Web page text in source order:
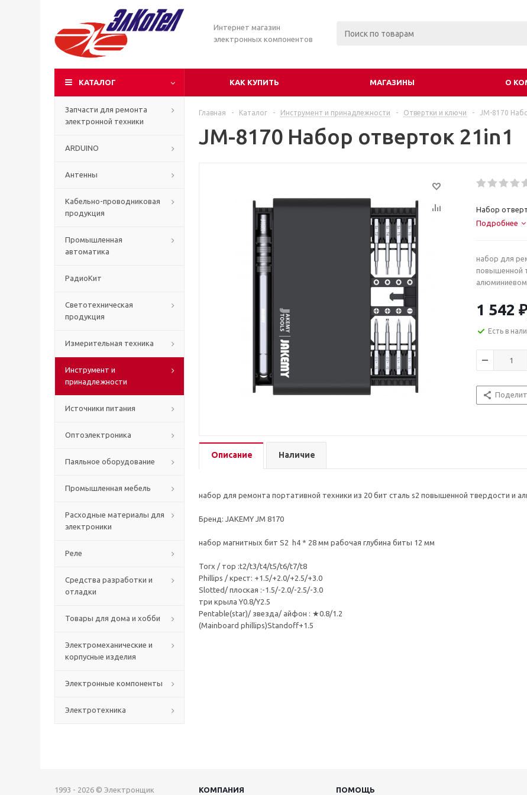
Интернет магазин
электронных компонентов
КАТАЛОГ КАК КУПИТЬ МАГАЗИНЫ О
Запчасти для ремонта
электронной техники
ARDUINO
Антенны
Кабельно-проводниковая
продукция
Промышленная
автоматика
РадиоКит
Светотехническая
продукция
Измерительная техника
Инструмент и
принадлежности
Источники питания
Оптоэлектроника
Паяльное оборудование
Промышленная мебель
Расходные материалы для
электроники
Реле
Средства разработки и
отладки
Товары для дома и хобби
Электромеханические и
корпусные изделия
Электронные компоненты
Электротехника
Главная - Каталог - Инструмент и принадлежности - Отвертки и ключи - JM-8170
JM-8170 Набор отверток 21in1
Набор
Подробнее
набор для
повышенной
алюминиевом
1 542 ₽
Есть в
Описание Наличие
набор для ремонта портативной техники из 20 бит сталь s2 повышенной твердости и
Бренд: JAKEMY JM 8170
набор магнитных бит S2 h4 * 28 мм рабочая глубина биты 12 мм
Torx / тор :t2/t3/t4/t5/t6/t7/t8
Phillips / крест: +1.5/+2.0/+2.5/+3.0
Slotted/ плоская :-1.5/-2.0/-2.5/-3.0
три крыла Y0.8/Y2.5
Pentable(star)/ звезда/ айфон : ★0.8/1.2
(Mainboard phillips)Standoff+1.5
1993 - 2026 © Электронщик КОМПАНИЯ ПОМОЩЬ